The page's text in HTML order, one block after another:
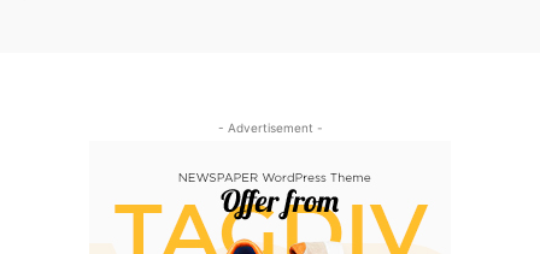
- Advertisement -